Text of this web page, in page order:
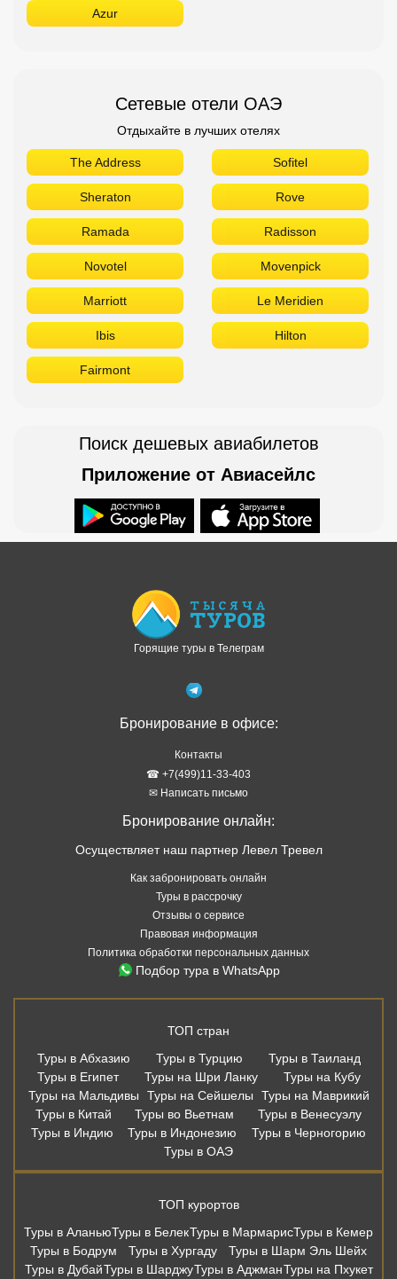
Azur
Сетевые отели ОАЭ
Отдыхайте в лучших отелях
The Address Sofitel
Sheraton Rove
Ramada Radisson
Novotel Movenpick
Marriott Le Meridien
Ibis Hilton
Fairmont
Поиск дешевых авиабилетов
Приложение от Авиасейлс
Горящие туры в Телеграм
Бронирование в офисе:
Контакты
☎ +7(499)11-33-403
✉ Написать письмо
Бронирование онлайн:
Осуществляет наш партнер Левел Тревел
Как забронировать онлайн
Туры в рассрочку
Отзывы о сервисе
Правовая информация
Политика обработки персональных данных
Подбор тура в WhatsApp
ТОП стран
Туры в Абхазию
Туры в Турцию
Туры в Таиланд
Туры в Египет
Туры на Шри Ланку
Туры на Кубу
Туры на Мальдивы
Туры на Сейшелы
Туры на Маврикий
Туры в Китай
Туры во Вьетнам
Туры в Венесуэлу
Туры в Индию
Туры в Индонезию
Туры в Черногорию
Туры в ОАЭ
ТОП курортов
Туры в АланьюТуры в БелекТуры в МармарисТуры в Кемер
Туры в Бодрум
Туры в Хургаду
Туры в Шарм Эль Шейх
Туры в ДубайТуры в ШарджуТуры в АджманТуры на Пхукет